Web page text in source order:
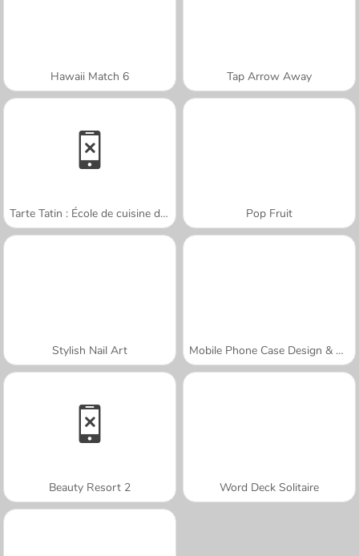
Hawaii Match 6 Tap Arrow Away
Tarte Tatin : École de cuisine de Sara Pop Fruit
Stylish Nail Art Mobile Phone Case Design & DIY
Beauty Resort 2 Word Deck Solitaire